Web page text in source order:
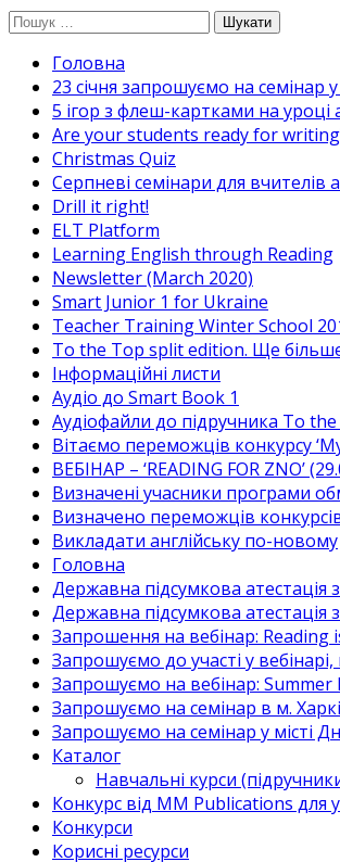
Перейти
вмісту
Пошук:
Головна
23 січня запрошуємо на семінар
5 ігор з флеш-картками на уроці
Are your students ready for
Christmas Quiz
Cерпневі семінари для вчителів
Drill it right!
ELT Platform
Learning English through Reading
Newsletter (March 2020)
Smart Junior 1 for Ukraine
Teacher Training Winter School
To the Top split edition. Ще
Інформаційні листи
Аудіо до Smart Book 1
Аудіофайли до підручника To
Вітаємо переможців конкурсу
ВЕБІНАР – ‘READING FOR ZNO’
Визначені учасники програми
Визначено переможців
Викладати англійську по-новому
Головна
Державна підсумкова атестація
Державна підсумкова атестація
Запрошення на вебінар: Reading
Запрошуємо до участі у
Запрошуємо на вебінар: Summer
Запрошуємо на семінар в м.
Запрошуємо на семінар у місті
Каталог
Навчальні курси
Конкурс від MM Publications для
Конкурси
Корисні ресурси